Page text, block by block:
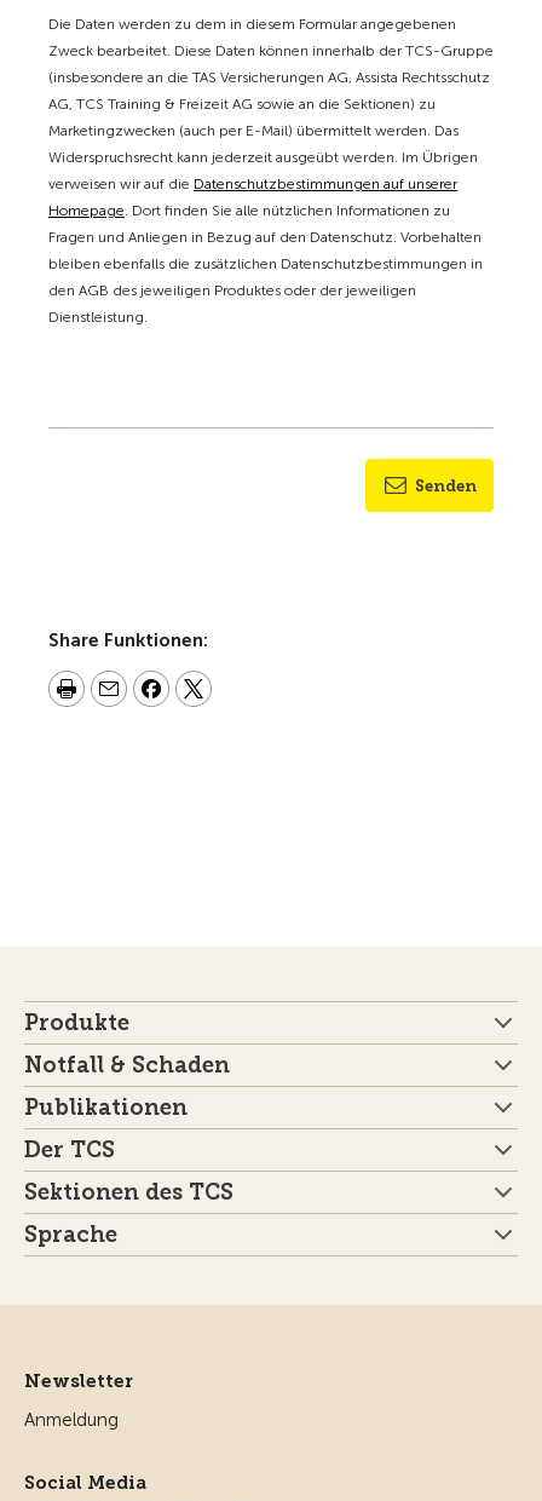
Die Daten werden zu dem in diesem Formular angegebenen
Zweck bearbeitet. Diese Daten können innerhalb der TCS-Gruppe
(insbesondere an die TAS Versicherungen AG, Assista Rechtsschutz
AG, TCS Training & Freizeit AG sowie an die Sektionen) zu
Marketingzwecken (auch per E-Mail) übermittelt werden. Das
Widerspruchsrecht kann jederzeit ausgeübt werden. Im Übrigen
verweisen wir auf die Datenschutzbestimmungen auf unserer
Homepage. Dort finden Sie alle nützlichen Informationen zu
Fragen und Anliegen in Bezug auf den Datenschutz. Vorbehalten
bleiben ebenfalls die zusätzlichen Datenschutzbestimmungen in
den AGB des jeweiligen Produktes oder der jeweiligen
Dienstleistung.
Senden
Share Funktionen:
Produkte
Notfall & Schaden
Publikationen
Der TCS
Sektionen des TCS
Sprache
Newsletter
Anmeldung
Social Media